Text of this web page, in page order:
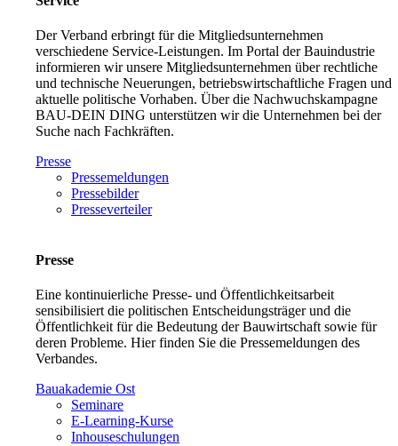
Der Verband erbringt für die Mitgliedsunternehmen
verschiedene Service-Leistungen. Im Portal der Bauindustrie
informieren wir unsere Mitgliedsunternehmen über rechtliche
und technische Neuerungen, betriebswirtschaftliche Fragen und
aktuelle politische Vorhaben. Über die Nachwuchskampagne
BAU-DEIN DING unterstützen wir die Unternehmen bei der
Suche nach Fachkräften.
Presse
Pressemeldungen
Pressebilder
Presseverteiler
Presse
Eine kontinuierliche Presse- und Öffentlichkeitsarbeit
sensibilisiert die politischen Entscheidungsträger und die
Öffentlichkeit für die Bedeutung der Bauwirtschaft sowie für
deren Probleme. Hier finden Sie die Pressemeldungen des
Verbandes.
Bauakademie Ost
Seminare
E-Learning-Kurse
Inhouseschulungen